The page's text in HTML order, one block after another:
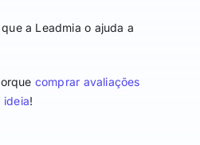
a Leadmia o ajuda a
comprar avaliações
ideia!